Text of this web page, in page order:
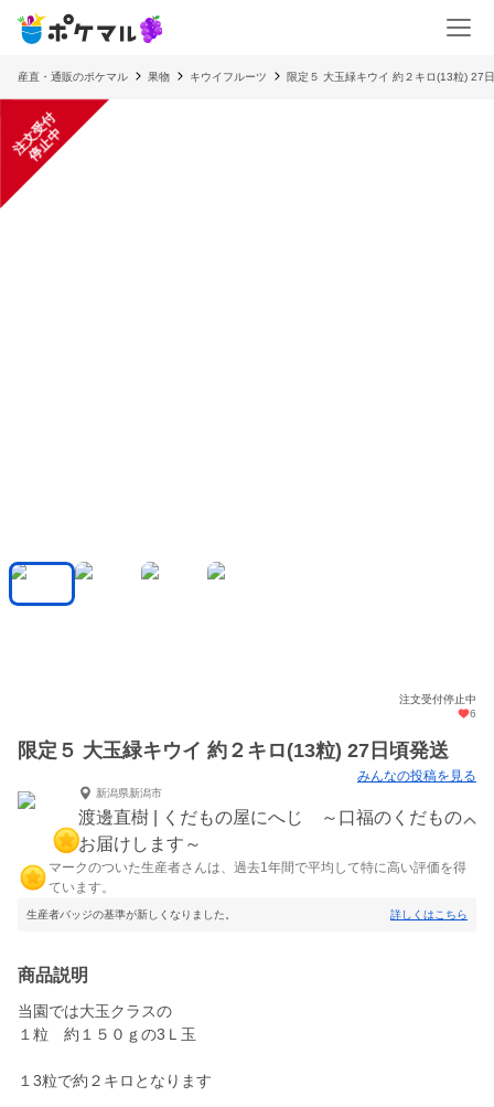
産直・通販のポケマル 果物 キウイフルーツ 限定５ 大玉緑キウイ 約２キロ(13粒) 27
注
文
受
付
停
止
中
注文受付停止中
6
限定５ 大玉緑キウイ 約２キロ(13粒) 27日頃発送
みんなの投稿を見る
新潟県新潟市
渡邊直樹 | くだもの屋にへじ ～口福のくだもの
お届けします～
マークのついた生産者さんは、過去1年間で平均して特に高い評価を得
ています。
生産者バッジの基準が新しくなりました。 詳しくはこちら
商品説明
当園では大玉クラスの
１粒 約１５０ｇの3Ｌ玉
１3粒で約２キロとなります